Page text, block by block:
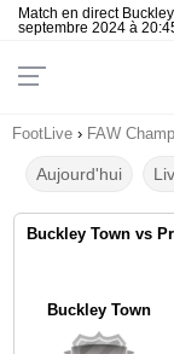
Match en direct
septembre 2024 à
FootLive › FAW
Aujourd'hui
Buckley Town vs
Buckley Town